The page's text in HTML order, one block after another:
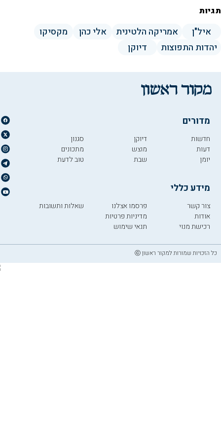
תגיות
איל"ן אמריקה הלטינית אלי כהן
מקסיקו
יהדות התפוצות
דיוקן
מדורים
חדשות
דעות
יומן
דיוקן
מוצש
שבת
סגנון
מתכונים
טוב לדעת
מידע כללי
צור קשר
אודות
רכישת מנוי
פרסמו אצלנו
מדיניות פרטיות
תנאי שימוש
שאלות ותשובות
כל הזכויות שמורות למקור ראשון ⓒ